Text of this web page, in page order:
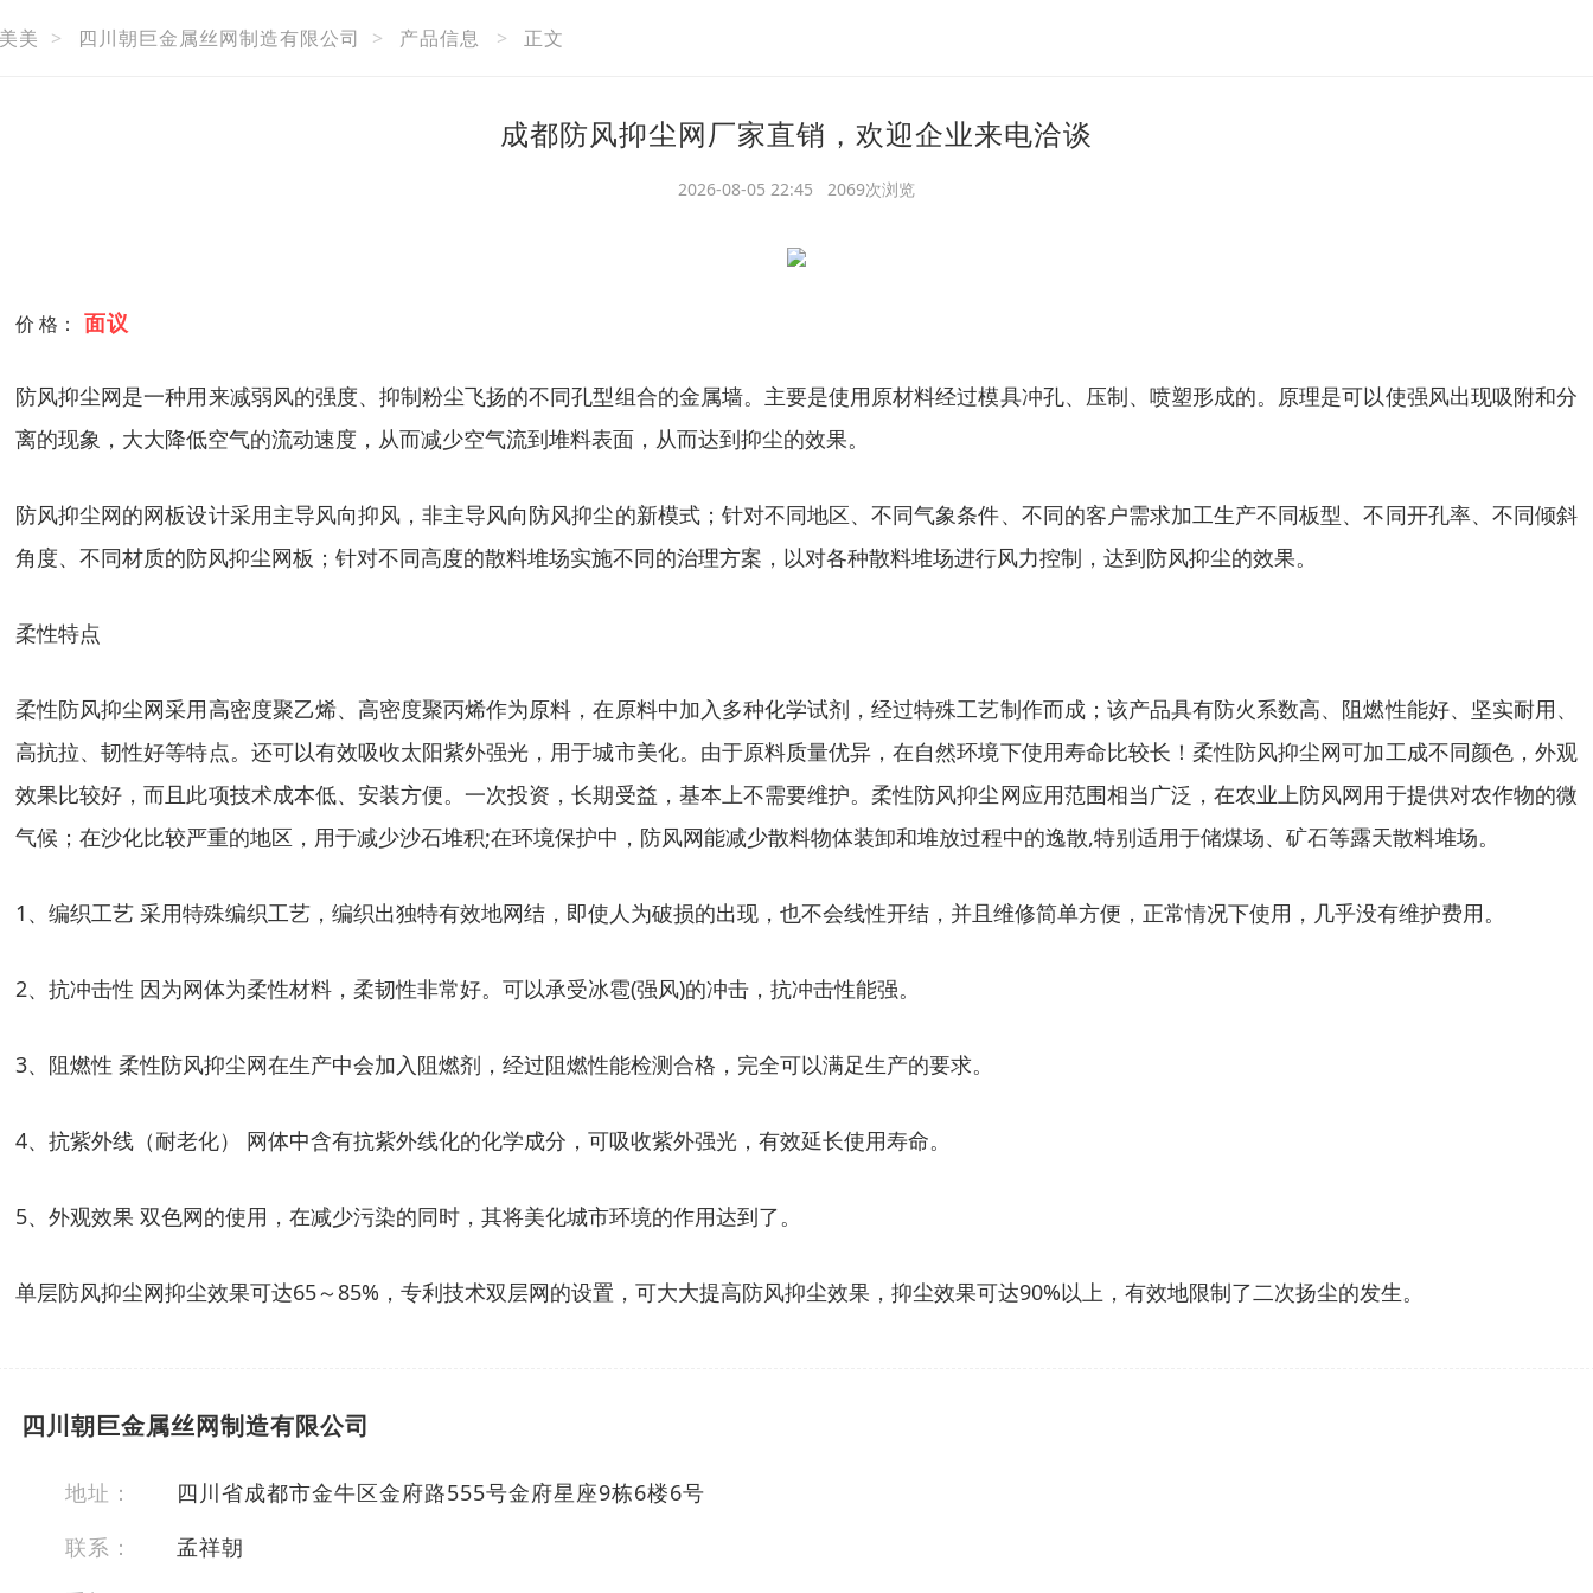
美 > 四川朝巨金属丝网制造有限公司 > 产品信息 > 正文
成都防风抑尘网厂家直销，欢迎企业来电洽谈
2026-08-05 22:45 2069次浏览
价 格： 面议
防风抑尘网是一种用来减弱风的强度、抑制粉尘飞扬的不同孔型组合的金属墙。主要是使用原材料经过模具冲孔、压制、喷塑形成的。原理是可以使强风出现吸附和分
离的现象，大大降低空气的流动速度，从而减少空气流到堆料表面，从而达到抑尘的效果。
防风抑尘网的网板设计采用主导风向抑风，非主导风向防风抑尘的新模式；针对不同地区、不同气象条件、不同的客户需求加工生产不同板型、不同开孔率、不同倾斜
角度、不同材质的防风抑尘网板；针对不同高度的散料堆场实施不同的治理方案，以对各种散料堆场进行风力控制，达到防风抑尘的效果。
柔性特点
柔性防风抑尘网采用高密度聚乙烯、高密度聚丙烯作为原料，在原料中加入多种化学试剂，经过特殊工艺制作而成；该产品具有防火系数高、阻燃性能好、坚实耐用、
高抗拉、韧性好等特点。还可以有效吸收太阳紫外强光，用于城市美化。由于原料质量优异，在自然环境下使用寿命比较长！柔性防风抑尘网可加工成不同颜色，外观
效果比较好，而且此项技术成本低、安装方便。一次投资，长期受益，基本上不需要维护。柔性防风抑尘网应用范围相当广泛，在农业上防风网用于提供对农作物的微
气候；在沙化比较严重的地区，用于减少沙石堆积;在环境保护中，防风网能减少散料物体装卸和堆放过程中的逸散,特别适用于储煤场、矿石等露天散料堆场。
1、编织工艺 采用特殊编织工艺，编织出独特有效地网结，即使人为破损的出现，也不会线性开结，并且维修简单方便，正常情况下使用，几乎没有维护费用。
2、抗冲击性 因为网体为柔性材料，柔韧性非常好。可以承受冰雹(强风)的冲击，抗冲击性能强。
3、阻燃性 柔性防风抑尘网在生产中会加入阻燃剂，经过阻燃性能检测合格，完全可以满足生产的要求。
4、抗紫外线（耐老化） 网体中含有抗紫外线化的化学成分，可吸收紫外强光，有效延长使用寿命。
5、外观效果 双色网的使用，在减少污染的同时，其将美化城市环境的作用达到了。
单层防风抑尘网抑尘效果可达65～85%，专利技术双层网的设置，可大大提高防风抑尘效果，抑尘效果可达90%以上，有效地限制了二次扬尘的发生。
四川朝巨金属丝网制造有限公司
地址：
四川省成都市金牛区金府路555号金府星座9栋6楼6号
联系：
孟祥朝